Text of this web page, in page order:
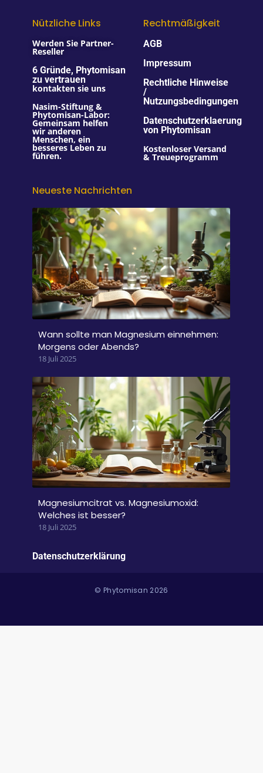
Nützliche Links
Werden Sie Partner-
Reseller
6 Gründe, Phytomisan
zu vertrauen
kontakten sie uns
Nasim-Stiftung &
Phytomisan-Labor:
Gemeinsam helfen
wir anderen
Menschen, ein
besseres Leben zu
führen.
Rechtmäßigkeit
AGB
Impressum
Rechtliche Hinweise
/
Nutzungsbedingungen
Datenschutzerklaerung
von Phytomisan
Kostenloser Versand
& Treueprogramm
Neueste Nachrichten
Wann sollte man Magnesium einnehmen:
Morgens oder Abends?
18 Juli 2025
Magnesiumcitrat vs. Magnesiumoxid:
Welches ist besser?
18 Juli 2025
Datenschutzerklärung
© Phytomisan 2026